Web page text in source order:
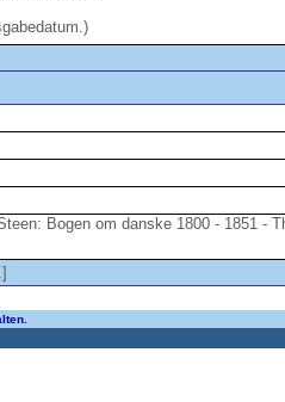
Bogen om danske 1800 - 1851 -